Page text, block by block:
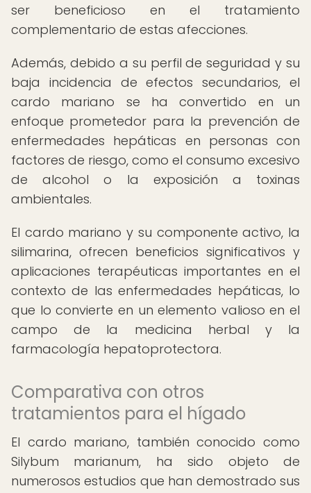
ser beneficioso en el tratamiento
complementario de estas afecciones.
Además, debido a su perfil de seguridad y su
baja incidencia de efectos secundarios, el
cardo mariano se ha convertido en un
enfoque prometedor para la prevención de
enfermedades hepáticas en personas con
factores de riesgo, como el consumo excesivo
de alcohol o la exposición a toxinas
ambientales.
El cardo mariano y su componente activo, la
silimarina, ofrecen beneficios significativos y
aplicaciones terapéuticas importantes en el
contexto de las enfermedades hepáticas, lo
que lo convierte en un elemento valioso en el
campo de la medicina herbal y la
farmacología hepatoprotectora.
Comparativa con otros
tratamientos para el hígado
El cardo mariano, también conocido como
Silybum marianum, ha sido objeto de
numerosos estudios que han demostrado sus